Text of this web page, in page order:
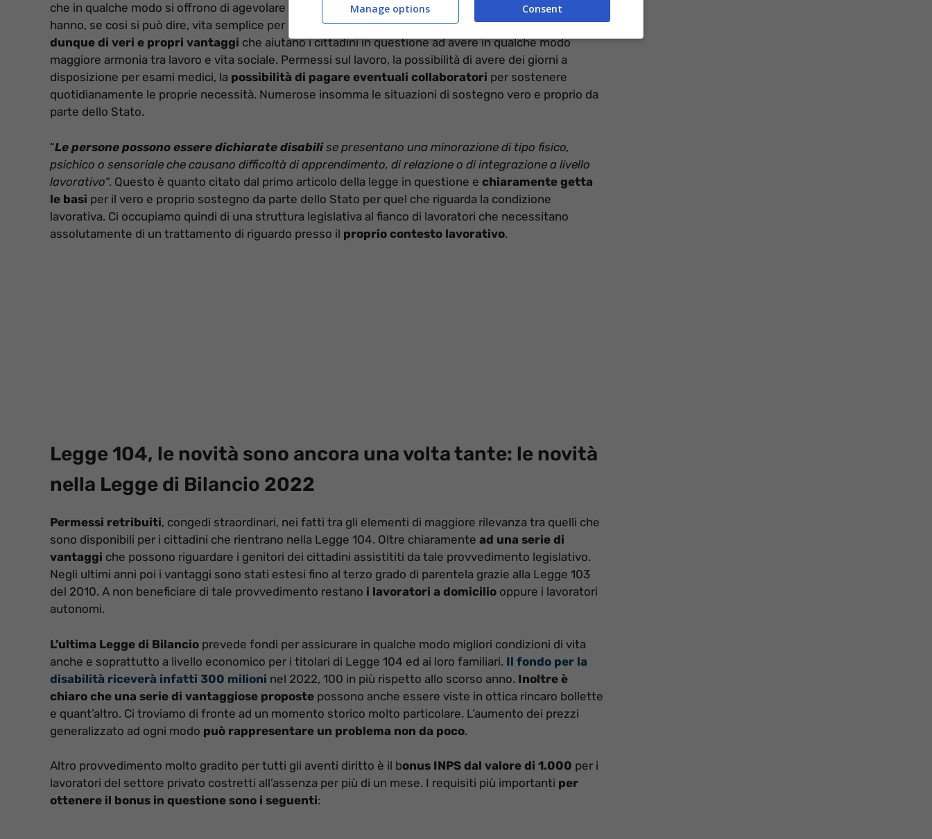
che in qualche modo si offrono di agevolare il quotidiano di quei cittadini che per ovvi motivi non
hanno, se cosi si può dire, vita semplice per quel che riguarda il mondo del lavoro e non solo.Parliamo
dunque di veri e propri vantaggi che aiutano i cittadini in questione ad avere in qualche modo
maggiore armonia tra lavoro e vita sociale. Permessi sul lavoro, la possibilità di avere dei giorni a
disposizione per esami medici, la possibilità di pagare eventuali collaboratori per sostenere
quotidianamente le proprie necessità. Numerose insomma le situazioni di sostegno vero e proprio da
parte dello Stato.
“Le persone possono essere dichiarate disabili se presentano una minorazione di tipo fisico,
psichico o sensoriale che causano difficoltà di apprendimento, di relazione o di integrazione a livello
lavorativo“. Questo è quanto citato dal primo articolo della legge in questione e chiaramente getta
le basi per il vero e proprio sostegno da parte dello Stato per quel che riguarda la condizione
lavorativa. Ci occupiamo quindi di una struttura legislativa al fianco di lavoratori che necessitano
assolutamente di un trattamento di riguardo presso il proprio contesto lavorativo.
Legge 104, le novità sono ancora una volta tante: le novità
nella Legge di Bilancio 2022
Permessi retribuiti, congedi straordinari, nei fatti tra gli elementi di maggiore rilevanza tra quelli che
sono disponibili per i cittadini che rientrano nella Legge 104. Oltre chiaramente ad una serie di
vantaggi che possono riguardare i genitori dei cittadini assistititi da tale provvedimento legislativo.
Negli ultimi anni poi i vantaggi sono stati estesi fino al terzo grado di parentela grazie alla Legge 103
del 2010. A non beneficiare di tale provvedimento restano i lavoratori a domicilio oppure i lavoratori
autonomi.
L’ultima Legge di Bilancio prevede fondi per assicurare in qualche modo migliori condizioni di vita
anche e soprattutto a livello economico per i titolari di Legge 104 ed ai loro familiari. Il fondo per la
disabilità riceverà infatti 300 milioni nel 2022, 100 in più rispetto allo scorso anno. Inoltre è
chiaro che una serie di vantaggiose proposte possono anche essere viste in ottica rincaro bollette
e quant’altro. Ci troviamo di fronte ad un momento storico molto particolare. L’aumento dei prezzi
generalizzato ad ogni modo può rappresentare un problema non da poco.
Altro provvedimento molto gradito per tutti gli aventi diritto è il bonus INPS dal valore di 1.000 per i
lavoratori del settore privato costretti all’assenza per più di un mese. I requisiti più importanti per
ottenere il bonus in questione sono i seguenti:
Consent
Manage options